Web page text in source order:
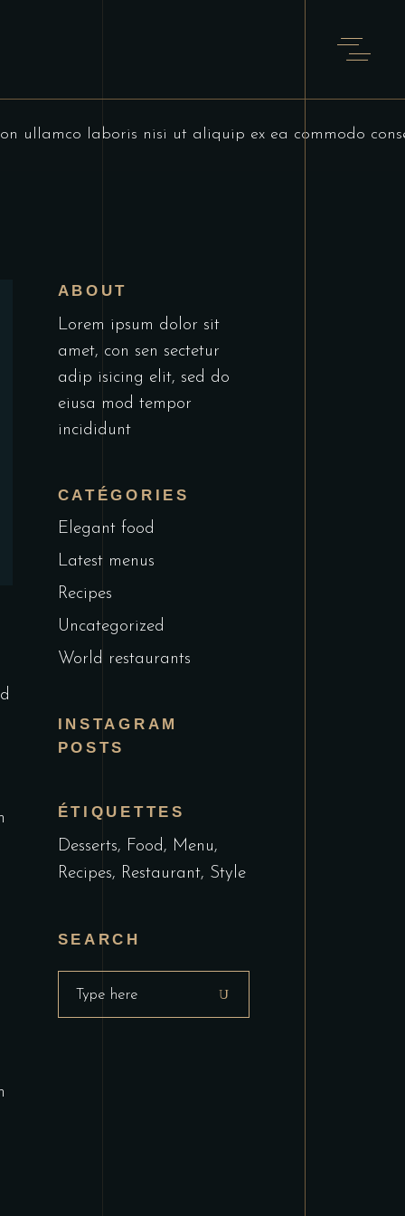
ullamco laboris nisi ut aliquip ex ea commodo
ABOUT
Lorem ipsum dolor sit
amet, con sen sectetur
adip isicing elit, sed do
eiusa mod tempor
incididunt
CATÉGORIES
Elegant food
Latest menus
Recipes
Uncategorized
World restaurants
INSTAGRAM
POSTS
ÉTIQUETTES
Desserts
Food
Menu
Recipes
Restaurant Style
SEARCH